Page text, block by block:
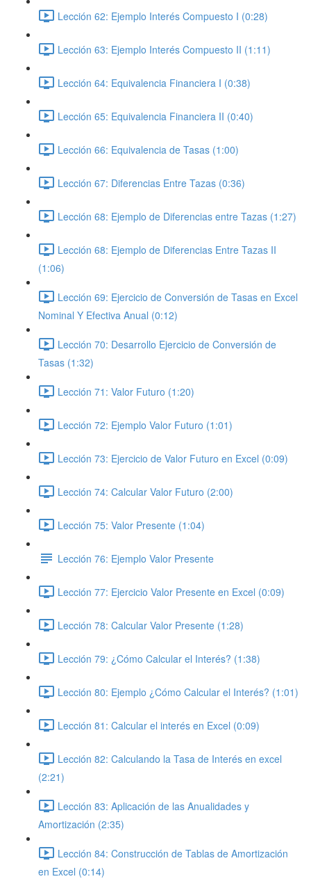
Lección 62: Ejemplo Interés Compuesto I (0:28)
Lección 63: Ejemplo Interés Compuesto II (1:11)
Lección 64: Equivalencia Financiera I (0:38)
Lección 65: Equivalencia Financiera II (0:40)
Lección 66: Equivalencia de Tasas (1:00)
Lección 67: Diferencias Entre Tazas (0:36)
Lección 68: Ejemplo de Diferencias entre Tazas (1:27)
Lección 68: Ejemplo de Diferencias Entre Tazas II
(1:06)
Lección 69: Ejercicio de Conversión de Tasas en Excel
Nominal Y Efectiva Anual (0:12)
Lección 70: Desarrollo Ejercicio de Conversión de
Tasas (1:32)
Lección 71: Valor Futuro (1:20)
Lección 72: Ejemplo Valor Futuro (1:01)
Lección 73: Ejercicio de Valor Futuro en Excel (0:09)
Lección 74: Calcular Valor Futuro (2:00)
Lección 75: Valor Presente (1:04)
Lección 76: Ejemplo Valor Presente
Lección 77: Ejercicio Valor Presente en Excel (0:09)
Lección 78: Calcular Valor Presente (1:28)
Lección 79: ¿Cómo Calcular el Interés? (1:38)
Lección 80: Ejemplo ¿Cómo Calcular el Interés? (1:01)
Lección 81: Calcular el interés en Excel (0:09)
Lección 82: Calculando la Tasa de Interés en excel
(2:21)
Lección 83: Aplicación de las Anualidades y
Amortización (2:35)
Lección 84: Construcción de Tablas de Amortización
en Excel (0:14)